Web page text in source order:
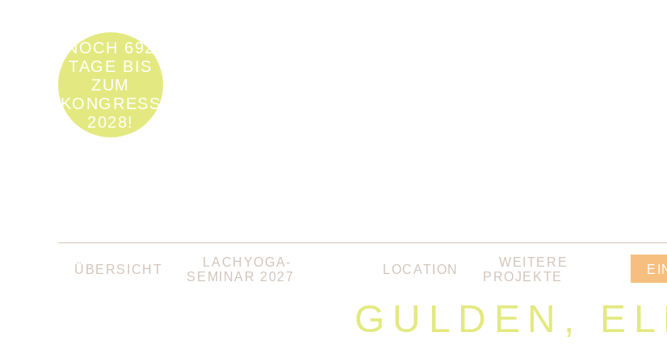
NOCH 692
TAGE BIS
ZUM
KONGRESS
2028!
NAVIGATION
ÜBERSPRINGEN
ÜBERSICHT
LACHYOGA-
SEMINAR 2027
LOCATION
WEITERE
PROJEKTE
GULDEN,